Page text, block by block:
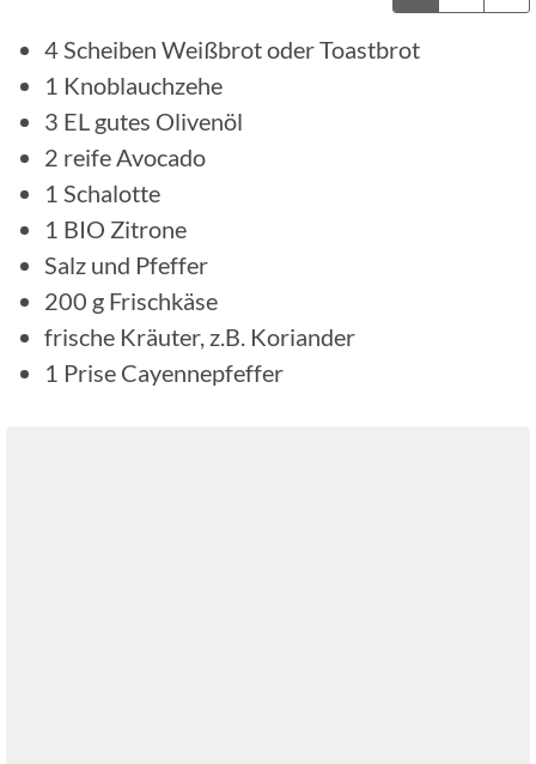
4 Scheiben Weißbrot oder Toastbrot
1 Knoblauchzehe
3 EL gutes Olivenöl
2 reife Avocado
1 Schalotte
1 BIO Zitrone
Salz und Pfeffer
200 g Frischkäse
frische Kräuter, z.B. Koriander
1 Prise Cayennepfeffer